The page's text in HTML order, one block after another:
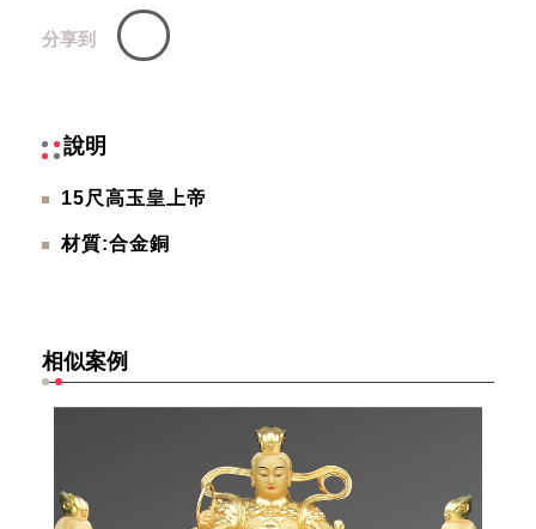
分享到
說明
15尺高玉皇上帝
材質:合金銅
相似案例